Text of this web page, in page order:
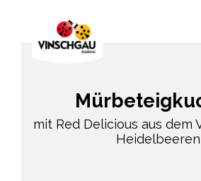
mit Red Delicious aus dem
Heidelbeeren